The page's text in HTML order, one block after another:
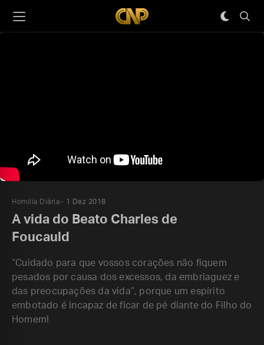
Homilia Diária 1 Dez 2018
A vida do Beato Charles de
Foucauld
“Cuidado para que vossos corações não fiquem
pesados por causa dos excessos, da embriaguez e
das preocupações da vida”, porque um espírito
embotado é incapaz de ficar de pé diante do Filho do
Homem!